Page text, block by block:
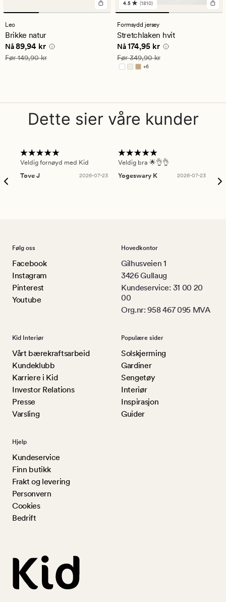
Leo
Brikke natur
Nåværende pris
Nå89,94 kr
Vanlig pris 149,90 kr
Før149,90 kr
1810
anmeldelser
med
en
gjennomsnittlig
vurdering
på
4.5
4.5 (1810)
Formsydd jersey
Stretchlaken hvit
Nåværende pris
Nå174,95 kr
Vanlig pris 349,90 kr
Før349,90 kr
+6
Tilgjengelig i flere farger
Dette sier våre kunder
Veldig fornøyd med Kid
Tove J
2026-07-23
Veldig bra 🌟👌👌
Yogeswary K
2026-07-23
Følg oss
Facebook
Instagram
Pinterest
Youtube
Hovedkontor
Gilhusveien 1
3426 Gullaug
Kundeservice: 31 00 20
00
Org.nr: 958 467 095 MVA
Kid Interiør
Vårt bærekraftsarbeid
Kundeklubb
Karriere i Kid
Investor Relations
Presse
Varsling
Populære sider
Solskjerming
Gardiner
Sengetøy
Interiør
Inspirasjon
Guider
Hjelp
Kundeservice
Finn butikk
Frakt og levering
Personvern
Cookies
Bedrift